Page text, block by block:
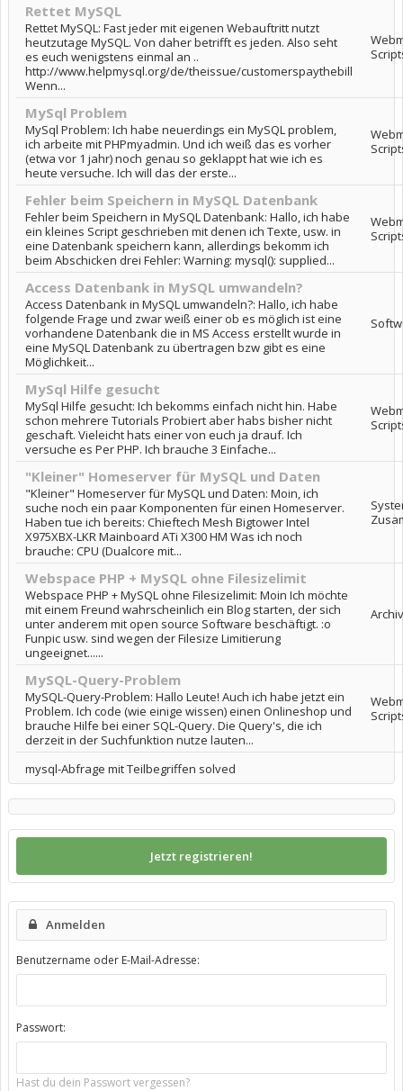
Rettet MySQL
Rettet MySQL: Fast jeder mit eigenen Webauftritt nutzt
heutzutage MySQL. Von daher betrifft es jeden. Also seht
es euch wenigstens einmal an ..
http://www.helpmysql.org/de/theissue/customerspaythebill
Wenn...
MySql Problem
MySql Problem: Ich habe neuerdings ein MySQL problem,
ich arbeite mit PHPmyadmin. Und ich weiß das es vorher
(etwa vor 1 jahr) noch genau so geklappt hat wie ich es
heute versuche. Ich will das der erste...
Fehler beim Speichern in MySQL Datenbank
Fehler beim Speichern in MySQL Datenbank: Hallo, ich habe
ein kleines Script geschrieben mit denen ich Texte, usw. in
eine Datenbank speichern kann, allerdings bekomm ich
beim Abschicken drei Fehler: Warning: mysql(): supplied...
Access Datenbank in MySQL umwandeln?
Access Datenbank in MySQL umwandeln?: Hallo, ich habe
folgende Frage und zwar weiß einer ob es möglich ist eine
vorhandene Datenbank die in MS Access erstellt wurde in
eine MySQL Datenbank zu übertragen bzw gibt es eine
Möglichkeit...
MySql Hilfe gesucht
MySql Hilfe gesucht: Ich bekomms einfach nicht hin. Habe
schon mehrere Tutorials Probiert aber habs bisher nicht
geschaft. Vieleicht hats einer von euch ja drauf. Ich
versuche es Per PHP. Ich brauche 3 Einfache...
"Kleiner" Homeserver für MySQL und Daten
"Kleiner" Homeserver für MySQL und Daten: Moin, ich
suche noch ein paar Komponenten für einen Homeserver.
Haben tue ich bereits: Chieftech Mesh Bigtower Intel
X975XBX-LKR Mainboard ATi X300 HM Was ich noch
brauche: CPU (Dualcore mit...
Webspace PHP + MySQL ohne Filesizelimit
Webspace PHP + MySQL ohne Filesizelimit: Moin Ich möchte
mit einem Freund wahrscheinlich ein Blog starten, der sich
unter anderem mit open source Software beschäftigt. :o
Funpic usw. sind wegen der Filesize Limitierung
ungeeignet......
Archiv
MySQL-Query-Problem
MySQL-Query-Problem: Hallo Leute! Auch ich habe jetzt ein
Problem. Ich code (wie einige wissen) einen Onlineshop und
brauche Hilfe bei einer SQL-Query. Die Query's, die ich
derzeit in der Suchfunktion nutze lauten...
mysql-Abfrage mit Teilbegriffen solved
Jetzt registrieren!
Anmelden
Benutzername oder E-Mail-Adresse:
Passwort:
Hast du dein Passwort vergessen?